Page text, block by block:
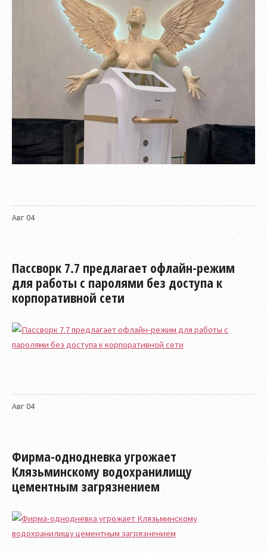
Авг04
Пассворк 7.7 предлагает офлайн-режим
для работы с паролями без доступа к
корпоративной сети
Авг04
Фирма-однодневка угрожает
Клязьминскому водохранилищу
цементным загрязнением